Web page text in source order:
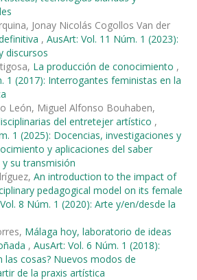
Jonay Nicolás Cogollos Van der
, AusArt: Vol. 11 Núm. 1 (2023):
discursos
La producción de conocimiento ,
1 (2017): Interrogantes feministas en la
León, Miguel Alfonso Bouhaben,
del entretejer artístico ,
1 (2025): Docencias, investigaciones y
y aplicaciones del saber
su transmisión
An introduction to the impact of
pedagogical model on its female
8 Núm. 1 (2020): Arte y/en/desde la
Málaga hoy, laboratorio de ideas
, AusArt: Vol. 6 Núm. 1 (2018):
las cosas? Nuevos modos de
de la praxis artística